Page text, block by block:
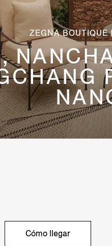
ZEGNA BOUTIQUE
Cómo llegar